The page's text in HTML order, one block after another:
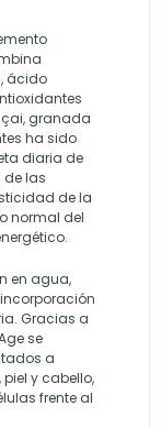
ácido
granada
ha sido
diaria de
las
de la
normal del
en agua,
Gracias a
se
a
y cabello,
frente al